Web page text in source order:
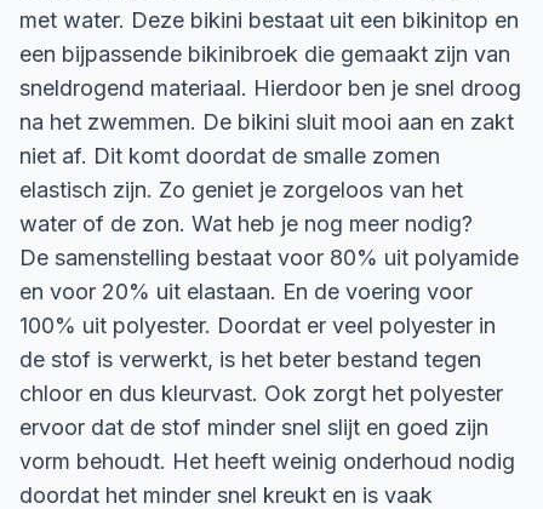
met water. Deze bikini bestaat uit een bikinitop en
een bijpassende bikinibroek die gemaakt zijn van
sneldrogend materiaal. Hierdoor ben je snel droog
na het zwemmen. De bikini sluit mooi aan en zakt
niet af. Dit komt doordat de smalle zomen
elastisch zijn. Zo geniet je zorgeloos van het
water of de zon. Wat heb je nog meer nodig?
De samenstelling bestaat voor 80% uit polyamide
en voor 20% uit elastaan. En de voering voor
100% uit polyester. Doordat er veel polyester in
de stof is verwerkt, is het beter bestand tegen
chloor en dus kleurvast. Ook zorgt het polyester
ervoor dat de stof minder snel slijt en goed zijn
vorm behoudt. Het heeft weinig onderhoud nodig
doordat het minder snel kreukt en is vaak